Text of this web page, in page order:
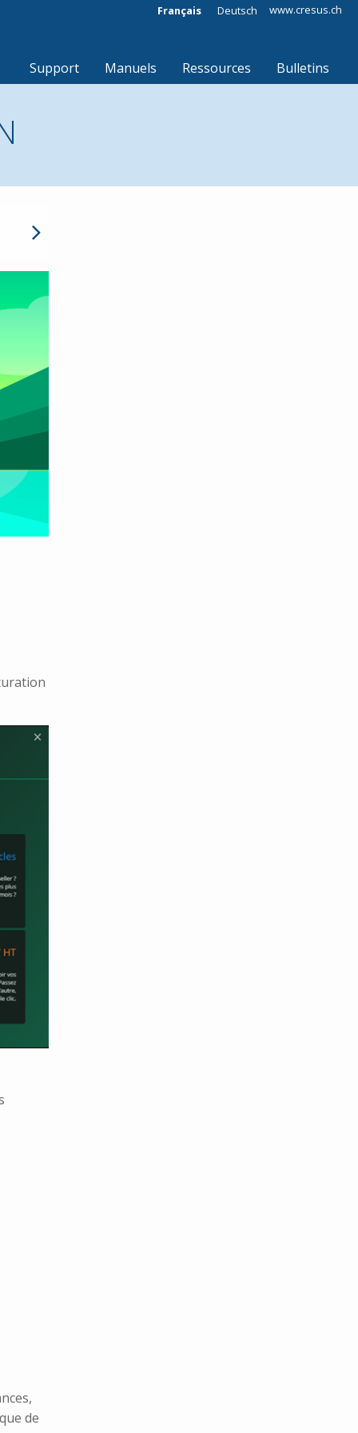
Français Deutsch www.cresus.ch
Support Manuels Ressources Bulletins
de